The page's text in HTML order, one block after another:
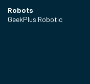
Robots
GeekPlus Robotic